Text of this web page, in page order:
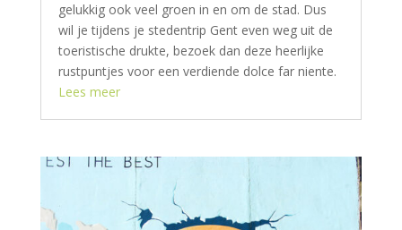
gelukkig ook veel groen in en om de stad. Dus
wil je tijdens je stedentrip Gent even weg uit de
toeristische drukte, bezoek dan deze heerlijke
rustpuntjes voor een verdiende dolce far niente.
Lees meer